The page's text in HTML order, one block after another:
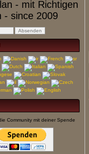
- mit Richtigen
- since 2009
Community mit deiner Spende